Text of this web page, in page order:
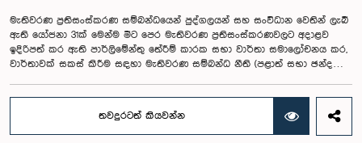
මැතිවරණ ප්‍රතිසංස්කරණ සම්බන්ධයෙන් පුද්ගලයන් සහ සංවිධාන වෙතින් ලැබී
ඇති යෝජනා 31ක් මෙන්ම මීට පෙර මැතිවරණ ප්‍රතිසංස්කරණවලට අදාළව
ඉදිරිපත් කර ඇති පාර්ලිමේන්තු තේරීම් කාරක සභා වාර්තා සමාලෝචනය කර,
වාර්තාවක් සකස් කිරීම සඳහා මැතිවරණ සම්බන්ධ නීති (පළාත් සභා ඡන්ද
කාරක සභාව රාජ්‍ය පරිපාලන, පළාත් සභා සහ පළාත් පාලන ගරු අමාත්‍ය
මහාචාර්ය ඒ.එච්.එම්.එච්. අබයරත්න මහතාගේ සභාපතිත්වයෙන්
තවදුරටත් කියවන්න